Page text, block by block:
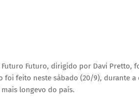
Futuro Futuro, dirigido por Davi Pretto,
foi feito neste sábado (20/9), durante
longevo do país.